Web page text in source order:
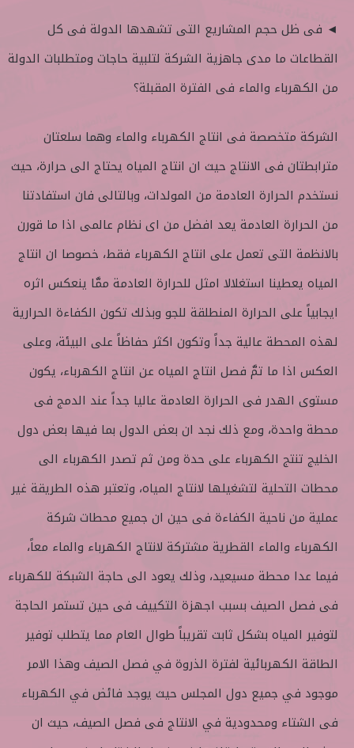
◄ فى ظل حجم المشاريع التى تشهدها الدولة فى كل
القطاعات ما مدى جاهزية الشركة لتلبية حاجات ومتطلبات الدولة
من الكهرباء والماء فى الفترة المقبلة؟
الشركة متخصصة فى انتاج الكهرباء والماء وهما سلعتان
مترابطتان فى الانتاج حيث ان انتاج المياه يحتاج الى حرارة، حيث
نستخدم الحرارة العادمة من المولدات، وبالتالى فان استفادتنا
من الحرارة العادمة يعد افضل من اى نظام عالمى اذا ما قورن
بالانظمة التى تعمل على انتاج الكهرباء فقط، خصوصا ان انتاج
المياه يعطينا استغلالا امثل للحرارة العادمة ممَّا ينعكس اثره
ايجابياً على الحرارة المنطلقة للجو وبذلك تكون الكفاءة الحرارية
لهذه المحطة عالية جداً وتكون اكثر حفاظاً على البيئة، وعلى
العكس اذا ما تمَّ فصل انتاج المياه عن انتاج الكهرباء، يكون
مستوى الهدر فى الحرارة العادمة عاليا جداً عند الدمج فى
محطة واحدة، ومع ذلك نجد ان بعض الدول بما فيها بعض دول
الخليج تنتج الكهرباء على حدة ومن ثم تصدر الكهرباء الى
محطات التحلية لتشغيلها لانتاج المياه، وتعتبر هذه الطريقة غير
عملية من ناحية الكفاءة فى حين ان جميع محطات شركة
الكهرباء والماء القطرية مشتركة لانتاج الكهرباء والماء معاً،
فيما عدا محطة مسيعيد، وذلك يعود الى حاجة الشبكة للكهرباء
فى فصل الصيف بسبب اجهزة التكييف فى حين تستمر الحاجة
لتوفير المياه بشكل ثابت تقريباً طوال العام مما يتطلب توفير
الطاقة الكهربائية لفترة الذروة في فصل الصيف وهذا الامر
موجود في جميع دول المجلس حيث يوجد فائض في الكهرباء
فى الشتاء ومحدودية في الانتاج فى فصل الصيف، حيث ان